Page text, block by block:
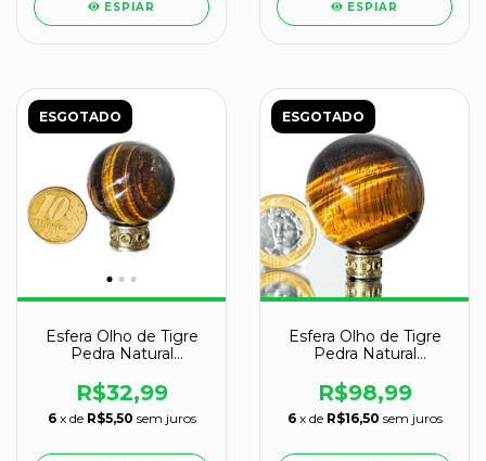
ESPIAR ESPIAR
ESGOTADO
Esfera Olho de Tigre
Pedra Natural
R$32,99
6 x de R$5,50 sem juros
ESGOTADO
Esfera Olho de Tigre
Pedra Natural
R$98,99
6 x de R$16,50 sem juros